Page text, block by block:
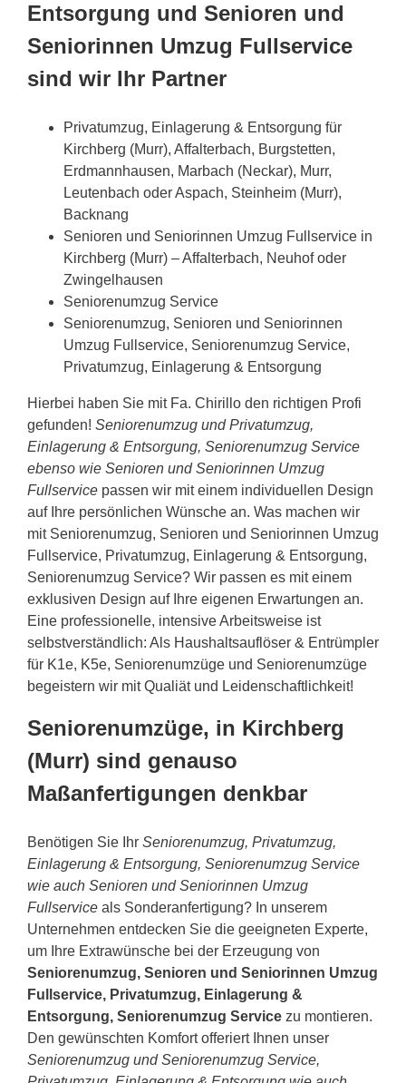
Entsorgung und Senioren und
Seniorinnen Umzug Fullservice
sind wir Ihr Partner
Privatumzug, Einlagerung & Entsorgung für
Kirchberg (Murr), Affalterbach, Burgstetten,
Erdmannhausen, Marbach (Neckar), Murr,
Leutenbach oder Aspach, Steinheim (Murr),
Backnang
Senioren und Seniorinnen Umzug Fullservice in
Kirchberg (Murr) – Affalterbach, Neuhof oder
Zwingelhausen
Seniorenumzug Service
Seniorenumzug, Senioren und Seniorinnen
Umzug Fullservice, Seniorenumzug Service,
Privatumzug, Einlagerung & Entsorgung
Hierbei haben Sie mit Fa. Chirillo den richtigen Profi
gefunden! Seniorenumzug und Privatumzug,
Einlagerung & Entsorgung, Seniorenumzug Service
ebenso wie Senioren und Seniorinnen Umzug
Fullservice passen wir mit einem individuellen Design
auf Ihre persönlichen Wünsche an. Was machen wir
mit Seniorenumzug, Senioren und Seniorinnen Umzug
Fullservice, Privatumzug, Einlagerung & Entsorgung,
Seniorenumzug Service? Wir passen es mit einem
exklusiven Design auf Ihre eigenen Erwartungen an.
Eine professionelle, intensive Arbeitsweise ist
selbstverständlich: Als Haushaltsauflöser & Entrümpler
für K1e, K5e, Seniorenumzüge und Seniorenumzüge
begeistern wir mit Qualiät und Leidenschaftlichkeit!
Seniorenumzüge, in Kirchberg
(Murr) sind genauso
Maßanfertigungen denkbar
Benötigen Sie Ihr Seniorenumzug, Privatumzug,
Einlagerung & Entsorgung, Seniorenumzug Service
wie auch Senioren und Seniorinnen Umzug
Fullservice als Sonderanfertigung? In unserem
Unternehmen entdecken Sie die geeigneten Experte,
um Ihre Extrawünsche bei der Erzeugung von
Seniorenumzug, Senioren und Seniorinnen Umzug
Fullservice, Privatumzug, Einlagerung &
Entsorgung, Seniorenumzug Service zu montieren.
Den gewünschten Komfort offeriert Ihnen unser
Seniorenumzug und Seniorenumzug Service,